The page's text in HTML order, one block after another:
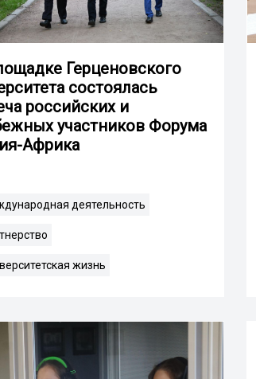
Герценовского
состоялась
российских и
участников Форума
Африка
деятельность
жизнь